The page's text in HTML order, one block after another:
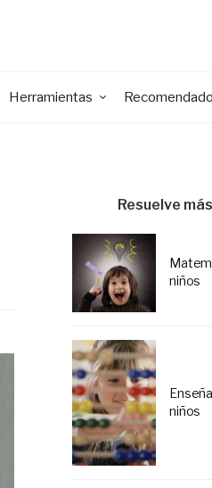
Herramientas
Resuelve
niños
niños